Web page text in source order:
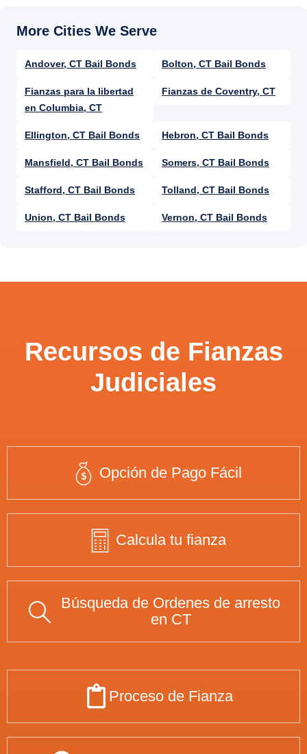
Andover, CT Bail Bonds Bolton, CT Bail Bonds
Fianzas para la libertad
en Columbia, CT
Fianzas de Coventry, CT
Ellington, CT Bail Bonds Hebron, CT Bail Bonds
Mansfield, CT Bail Bonds Somers, CT Bail Bonds
Stafford, CT Bail Bonds Tolland, CT Bail Bonds
Union, CT Bail Bonds Vernon, CT Bail Bonds
Recursos de Fianzas
Judiciales
Opción de Pago Fácil
Calcula tu fianza
Búsqueda de Ordenes de arresto
en CT
Proceso de Fianza